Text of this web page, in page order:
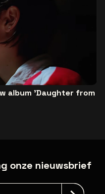
album 'Daughter from
onze nieuwsbrief